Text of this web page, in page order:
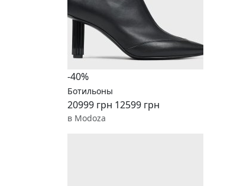
-40%
Ботильоны
20999 грн 12599 грн
в Modoza